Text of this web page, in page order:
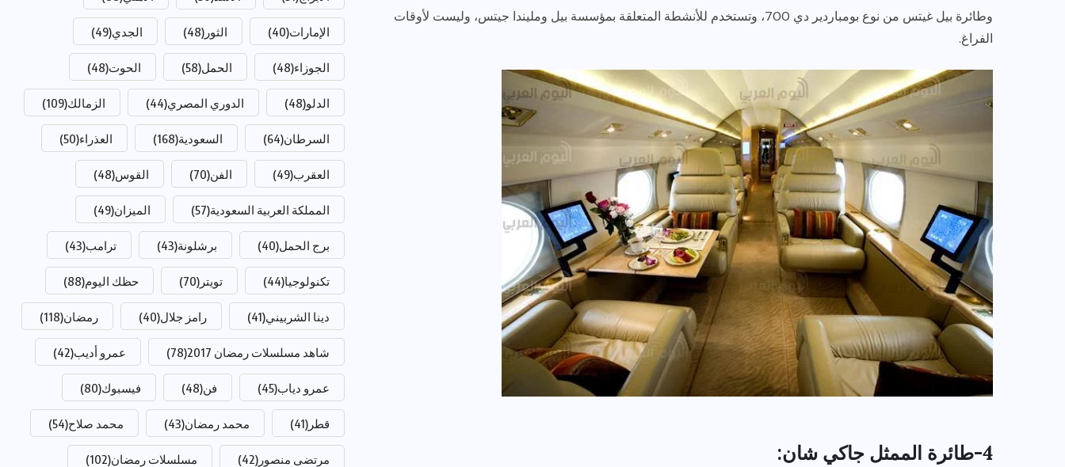
وطائرة بيل غيتس من نوع بومباردير دي 700، وتستخدم للأنشطة المتعلقة بمؤسسة بيل ومليندا جيتس، وليست لأوقات
الفراغ.
4-طائرة الممثل جاكي شان:
الإمارات(40) الثور (48) الجدي(49)
الجوزاء(48) الحمل(58) الحوت(48)
الدلو(48) الدوري المصري(44) الزمالك(109)
السرطان(64) السعودية(168) العذراء(50)
العقرب(49) الفن(70) القوس(48)
المملكة العربية السعودية(57) الميزان(49)
برج الحمل(40) برشلونة(43) ترامب(43)
تكنولوجيا(44) تويتر (70) حظك اليوم(88)
دينا الشربيني(41) رامز جلال(40) رمضان(118)
شاهد مسلسلات رمضان 2017 (78) عمرو أديب(42)
عمرو دياب(45) فن(48) فيسبوك(80)
قطر (41) محمد رمضان(43) محمد صلاح(54)
مرتضى منصور (42) مسلسلات رمضان(102)